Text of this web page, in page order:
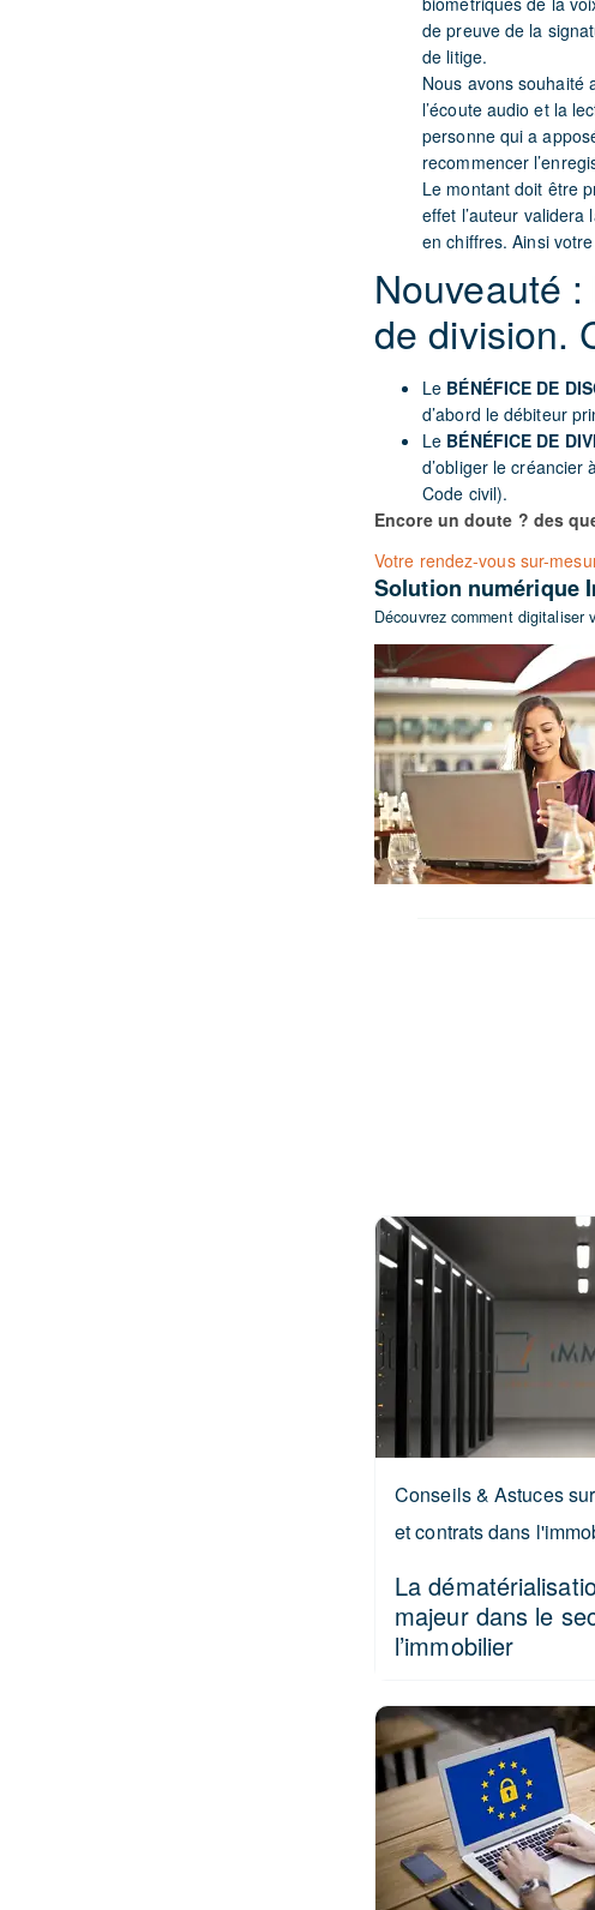
de preuve de la
de litige.
Nous avons souhaité
l’écoute audio et la
personne qui a
recommencer
Le montant doit être
effet l’auteur
en chiffres. Ainsi
Nouveauté
de division.
Le BÉNÉFICE DE
d’abord le débiteur
Le BÉNÉFICE DE
d’obliger le créancier
Code civil).
Encore un doute ? des
Votre rendez-vous sur-
Solution numérique
Découvrez comment digitaliser
Conseils & Astuces
et contrats dans
La
majeur dans le
l’immobilier